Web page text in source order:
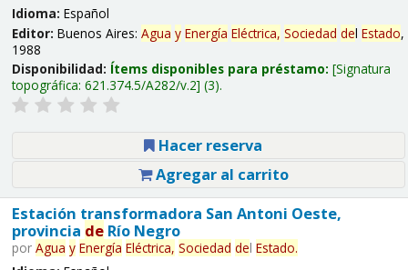
Idioma: Español
Editor: Buenos Aires: Agua y Energía Eléctrica, Sociedad del Estado,
1988
Disponibilidad: Ítems disponibles para préstamo: Signatura
topográfica: 621.374.5/A282/v.2 (3).
Hacer reserva
Agregar al carrito
Estación transformadora San Antoni Oeste,
provincia deRío Negro
por Agua y Energía Eléctrica, Sociedad del Estado.